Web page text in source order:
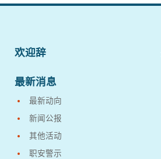
欢迎辞
最新消息
最新动向
新闻公报
其他活动
职安警示